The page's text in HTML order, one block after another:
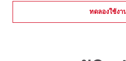
ทดลองใช้งา